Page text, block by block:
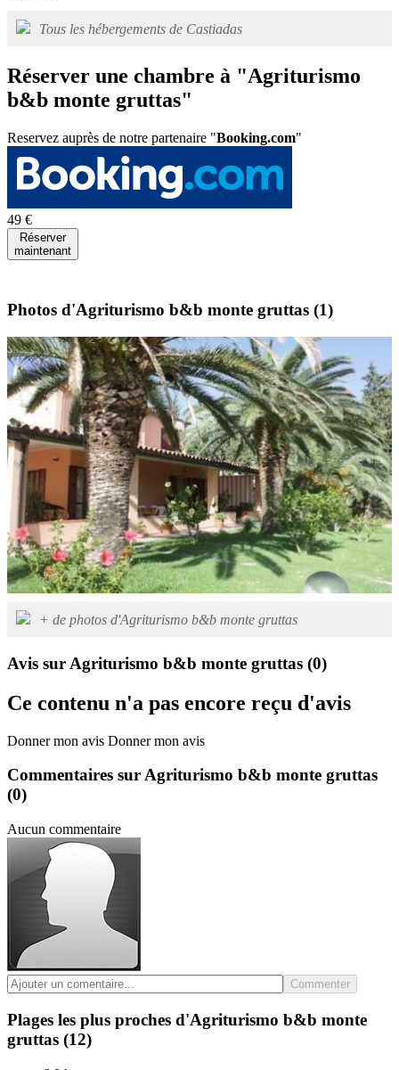
Tous les hébergements de Castiadas
Réserver une chambre à "Agriturismo
b&b monte gruttas"
Reservez auprès de notre partenaire "Booking.com"
49 €
Réserver
maintenant
Photos d'Agriturismo b&b monte gruttas (1)
+ de photos d'Agriturismo b&b monte gruttas
Avis sur Agriturismo b&b monte gruttas (0)
Ce contenu n'a pas encore reçu d'avis
Donner mon avis Donner mon avis
Commentaires sur Agriturismo b&b monte gruttas
(0)
Aucun commentaire
Commenter
Plages les plus proches d'Agriturismo b&b monte
gruttas (12)